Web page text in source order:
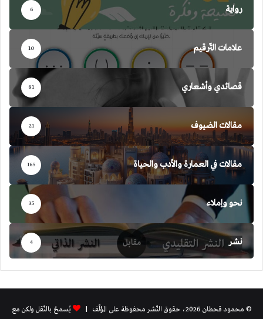
رواية 6
علامات التّرقيم 10
قصائدي وأشعاري 81
مقالات الضيوف 21
مقالات في العمارة والأدب والحياة 165
نحو وإملاء 35
نشر 4
© محمود قحطان 2026، حقوق النّشر محفوظة على المؤلّف | يُسمحُ بالنّقل ولكن مع